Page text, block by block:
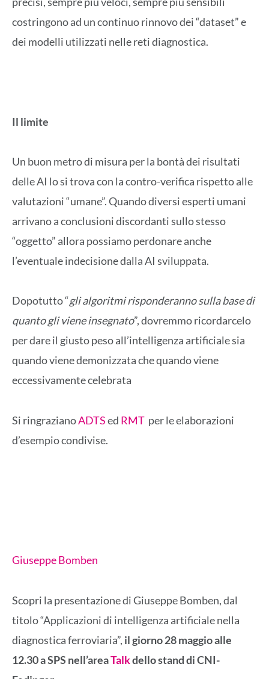
costringono ad un continuo rinnovo dei “dataset” e
dei modelli utilizzati nelle reti diagnostica.
Il limite
Un buon metro di misura per la bontà dei risultati
delle AI lo si trova con la contro-verifica rispetto alle
valutazioni “umane”. Quando diversi esperti umani
arrivano a conclusioni discordanti sullo stesso
“oggetto” allora possiamo perdonare anche
l’eventuale indecisione dalla AI sviluppata.
Dopotutto “gli algoritmi risponderanno sulla base di
quanto gli viene insegnato”, dovremmo ricordarcelo
per dare il giusto peso all’intelligenza artificiale sia
quando viene demonizzata che quando viene
eccessivamente celebrata
Si ringrazianoADTSed RMT per le elaborazioni
d’esempio condivise.
Giuseppe Bomben
Scopri la presentazione di Giuseppe Bomben, dal
titolo “Applicazioni di intelligenza artificiale nella
diagnostica ferroviaria”, il giorno 28 maggio alle
12.30 a SPS nell’areaTalkdello stand di CNI-